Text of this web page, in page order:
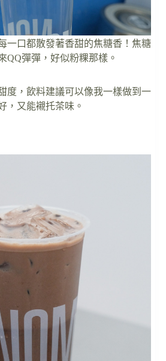
一口都散發著香甜的焦糖香！焦糖
QQ彈彈，好似粉粿那樣。
度，飲料建議可以像我一樣做到一
，又能襯托茶味。